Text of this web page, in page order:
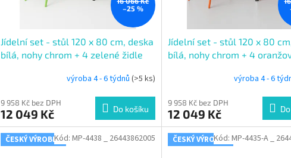
–25 %
Jídelní set - stůl 120 x 80 cm, deska
bílá, nohy chrom + 4 zelené židle
výroba 4 - 6 týdnů (>5 ks)
9 958 Kč bez DPH
12 049 Kč Do košíku
Jídelní set - stůl 120 x 80
bílá, nohy chrom + 4
výroba 4 - 6
9 958 Kč bez DPH
12 049 Kč
ČESKÝ VÝROBEKKód: MP-4438 _ 26443862005 ČESKÝ VÝROBEK
Kód: MP-4435-A _